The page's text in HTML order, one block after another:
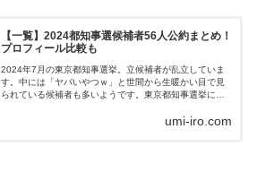
【一覧】2024都知事選候補者56人公約まとめ！
プロフィール比較も
2024年7月の東京都知事選挙。立候補者が乱立していま
す。中には「ヤバいやつｗ」と世間から生暖かい目で見
られている候補者も多いようです。東京都知事選挙に出
でまとめました。投票をする際の参考にしていただけれ
umi-iro.com